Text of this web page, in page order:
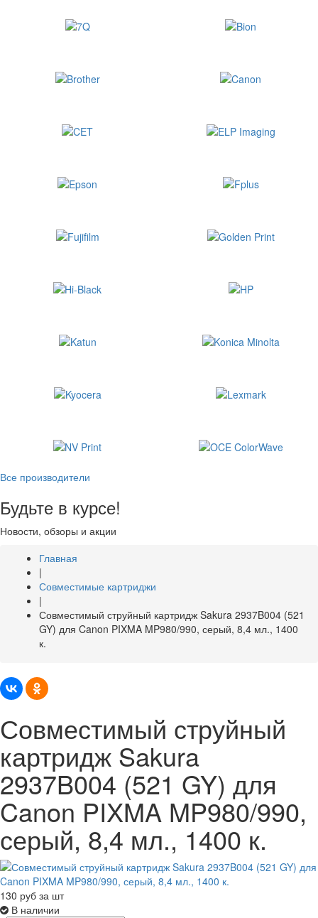
Все производители
Будьте в курсе!
Новости, обзоры и акции
Главная
|
Совместимые картриджи
|
Совместимый струйный картридж Sakura 2937B004 (521
GY) для Canon PIXMA MP980/990, серый, 8,4 мл., 1400
к.
Совместимый струйный
картридж Sakura
2937B004 (521 GY) для
Canon PIXMA MP980/990,
серый, 8,4 мл., 1400 к.
130 руб за шт
В наличии